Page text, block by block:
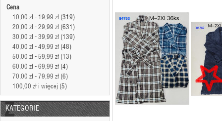
Cena
10,00 zł- 19,99 zł (319)
20,00 zł-29,99 zł (631)
30,00 zł-39,99 zł (139)
40,00 zł-49,99 zł (48)
50,00 zł-59,99 zł (13)
60,00 zł-69,99 zł (4)
70,00 zł-79,99 zł (6)
100,00 zł i więcej (5)
KATEGORIE